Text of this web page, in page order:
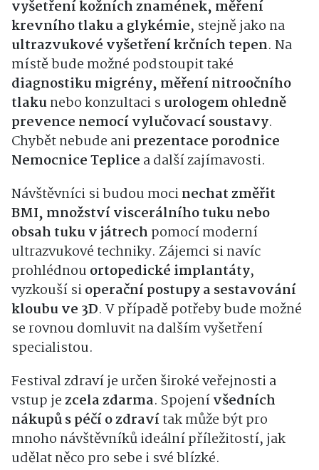
vyšetření kožních znamének, měření
krevního tlaku a glykémie, stejně jako na
ultrazvukové vyšetření krčních tepen. Na
místě bude možné podstoupit také
diagnostiku migrény, měření nitroočního
tlakunebo konzultaci s urologem ohledně
prevence nemocí vylučovací soustavy.
Chybět nebude aniprezentace porodnice
Nemocnice Teplice a další zajímavosti.
Návštěvníci si budou mocinechat změřit
BMI, množství viscerálního tuku nebo
obsah tuku v játrech pomocí moderní
ultrazvukové techniky. Zájemci si navíc
prohlédnou ortopedické implantáty,
vyzkouší sioperační postupy a sestavování
kloubu ve 3D. V případě potřeby bude možné
se rovnou domluvit na dalším vyšetření
specialistou.
Festival zdraví je určen široké veřejnosti a
vstup jezcela zdarma. Spojenívšedních
nákupů s péčí o zdravítak může být pro
mnoho návštěvníků ideální příležitostí, jak
udělat něco pro sebe i své blízké.